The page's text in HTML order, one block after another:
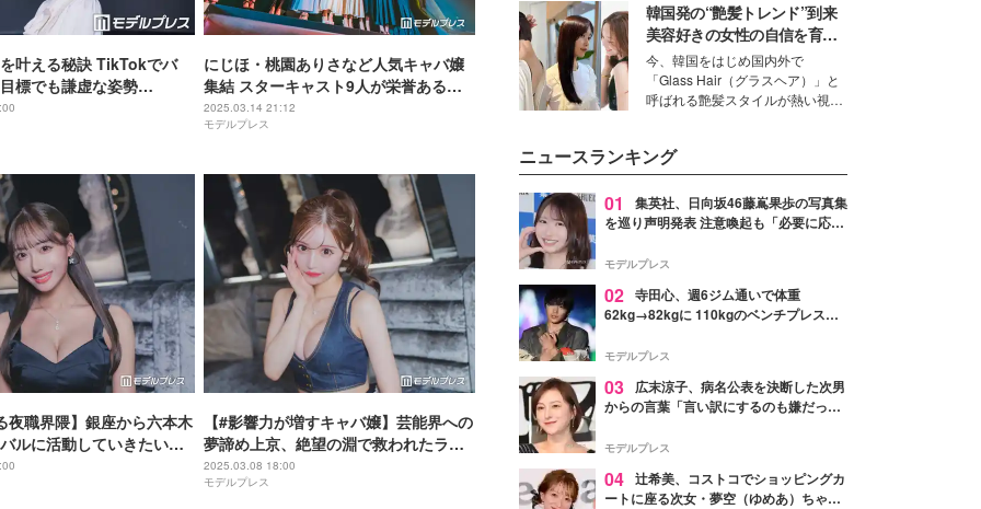
叶える秘訣 TikTokでバ
標でも謙虚な姿勢
CAST AWARD
にじほ・桃園ありさなど人気キャバ嬢
集結 スターキャスト9人が栄誉ある受
賞【FABRIC STAR CAST AWARD
2025】
2025.03.14 21:12
モデルプレス
夜職界隈】銀座から六本木
ルに活動していきたい」
嬢を目指す、ゆりかの覚
【#影響力が増すキャバ嬢】芸能界への
夢諦め上京、絶望の淵で救われたライ
ブ配信 両立する中でさらなる高み目指
す──東京・六本木「FABRIC LOUNGE
2025.03.08 18:00
モデルプレス
モデル・愛甲ひかりさんと橋下美
好さんを迎えて本音で女子会トー
ク。猛暑のお出かけを快適に過ご
すヒントや、2人が感動した夏の
生理の新常識にも迫りました。
韓国発の“艶髪トレンド”到来
美容好きの女性の自信を育む
「ヘアケア事情」って？
今、韓国をはじめ国内外で
「Glass Hair（グラスヘア）」と
呼ばれる艶髪スタイルが熱い視線
して、“髪そのものの美しさ”に改
めて注目する人が増えている様
子。今回は、そんな憧れの艶やか
な髪を日常で叶える、美容好きの
ます。
ニュースランキング
01
集英社、日向坂46藤嶌果歩の写真集
を巡り声明発表 注意喚起も「必要に応じ
モデルプレス
02 寺田心、週6ジム通いで体重
62kg→82kgに 110kgのベンチプレス持
「かっこいい」と反響
モデルプレス
03
広末涼子、病名公表を決断した次男
からの言葉「言い訳にするのも嫌だっ
モデルプレス
04 辻希美、コストコでショッピングカ
ートに座る次女・夢空（ゆめあ）ちゃん